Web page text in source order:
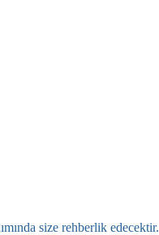
size rehberlik edecektir.